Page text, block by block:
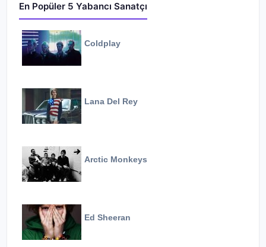
En Popüler 5 Yabancı Sanatçı
Coldplay
Lana Del Rey
Arctic Monkeys
Ed Sheeran